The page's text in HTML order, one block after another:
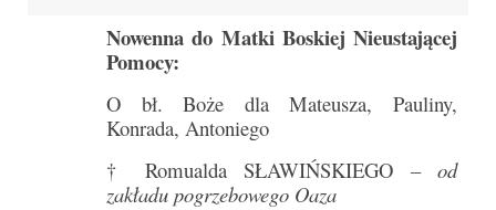
Sakramenty
Sakrament eucharystii
Sakrament bierzmowania
Nowenna do Matki Boskiej Nieustającej
Pomocy:
O bł. Boże dla Mateusza, Pauliny,
Konrada, Antoniego
† Romualda SŁAWIŃSKIEGO – od
zakładu pogrzebowego Oaza